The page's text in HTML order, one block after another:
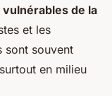
de la
et les
sont souvent
en milieu